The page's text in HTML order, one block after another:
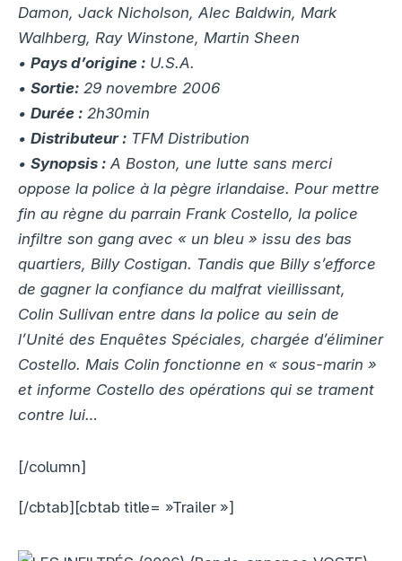
Damon, Jack Nicholson, Alec Baldwin, Mark
Walhberg, Ray Winstone, Martin Sheen
• Pays d’origine : U.S.A.
• Sortie: 29 novembre 2006
• Durée : 2h30min
• Distributeur : TFM Distribution
• Synopsis : A Boston, une lutte sans merci
oppose la police à la pègre irlandaise. Pour mettre
fin au règne du parrain Frank Costello, la police
infiltre son gang avec « un bleu » issu des bas
quartiers, Billy Costigan. Tandis que Billy s’efforce
de gagner la confiance du malfrat vieillissant,
Colin Sullivan entre dans la police au sein de
l’Unité des Enquêtes Spéciales, chargée d’éliminer
Costello. Mais Colin fonctionne en « sous-marin »
et informe Costello des opérations qui se trament
contre lui…
[/column]
[/cbtab][cbtab title= »Trailer »]